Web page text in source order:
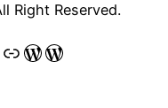
Right Reserved.
リンクWordPress
WordPress